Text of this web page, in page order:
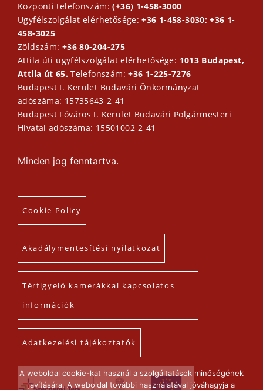
Központi telefonszám:(+36) 1-458-3000
Ügyfélszolgálat elérhetősége:+36 1-458-3030; +36 1-
458-3025
Zöldszám: +36 80-204-275
Attila úti ügyfélszolgálat elérhetősége: 1013 Budapest,
Attila út 65.Telefonszám:+36 1-225-7276
Budapest I. Kerület Budavári Önkormányzat
adószáma: 15735643-2-41
Budapest Főváros I. Kerület Budavári Polgármesteri
Hivatal adószáma: 15501002-2-41
Minden jog fenntartva.
Cookie Policy
Akadálymentesítési nyilatkozat
Térfigyelő kamerákkal kapcsolatos
információk
Adatkezelési tájékoztatók
A weboldal cookie-kat használ a szolgáltatások minőségének
javítására. A weboldal további használatával jóváhagyja a